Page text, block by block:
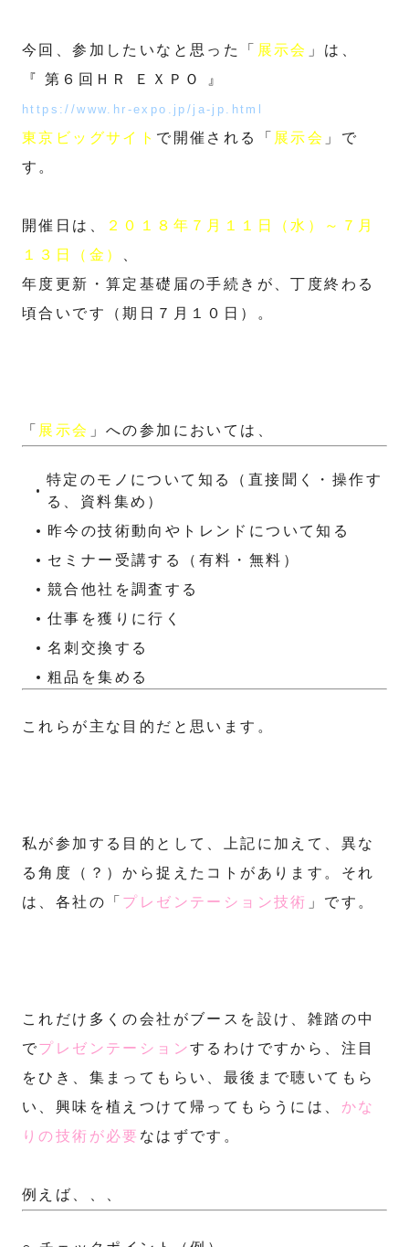
今回、参加したいなと思った「 展示会 」は、
『 第６回ＨＲ ＥＸＰＯ 』
https://www.hr-expo.jp/ja-jp.html
東京ビッグサイト で開催される「 展示会 」で
す。
開催日は、
２０１８年７月１１日（水）～７月
１３日（金）
年度更新・算定基礎届の手続きが、丁度終わる
頃合いです（期日７月１０日）。
「 展示会 」への参加においては、
特定のモノについて知る（直接聞く・操作す
る、資料集め）
昨今の技術動向やトレンドについて知る
セミナー受講する（有料・無料）
競合他社を調査する
仕事を獲りに行く
名刺交換する
粗品を集める
これらが主な目的だと思います。
私が参加する目的として、上記に加えて、異な
る角度（？）から捉えたコトがあります。それ
は、各社の「 プレゼンテーション技術 」です。
これだけ多くの会社がブースを設け、雑踏の中
でプレゼンテーションするわけですから、注目
をひき、集まってもらい、最後まで聴いてもら
い、興味を植えつけて帰ってもらうには、 かな
りの技術が必要 なはずです。
例えば、、、